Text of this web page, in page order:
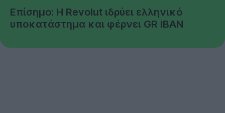
Επίσημο: Η Revolut ιδρύει ελληνικό
υποκατάστημα και φέρνει GR IBAN